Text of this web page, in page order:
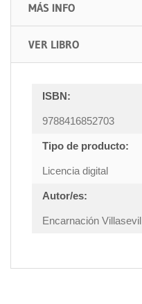
MÁS INFO
VER LIBRO
ISBN:
9788416852703
Tipo de producto:
Licencia digital
Autor/es:
Encarnación Villasevil